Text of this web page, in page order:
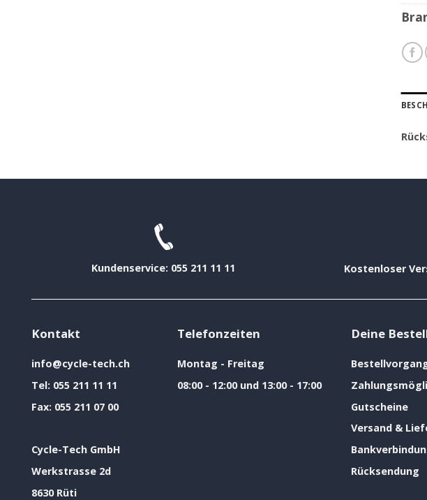
Kundenservice: 055 211 11 11 Kostenloser
Kontakt
info@cycle-tech.ch
Tel: 055 211 11 11
Fax: 055 211 07 00
Cycle-Tech GmbH
Werkstrasse 2d
8630 Rüti
Telefonzeiten
Montag - Freitag
08:00 - 12:00 und 13:00 - 17:00
Deine
Gutscheine
Versand &
Rücksendung